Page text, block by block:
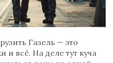
Газель — это
и всё. На деле тут куча